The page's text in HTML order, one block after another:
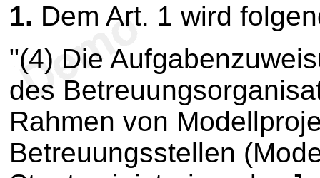
1. Dem Art. 1 wird
"(4) Die
des
Rahmen von
Betreuungsstellen